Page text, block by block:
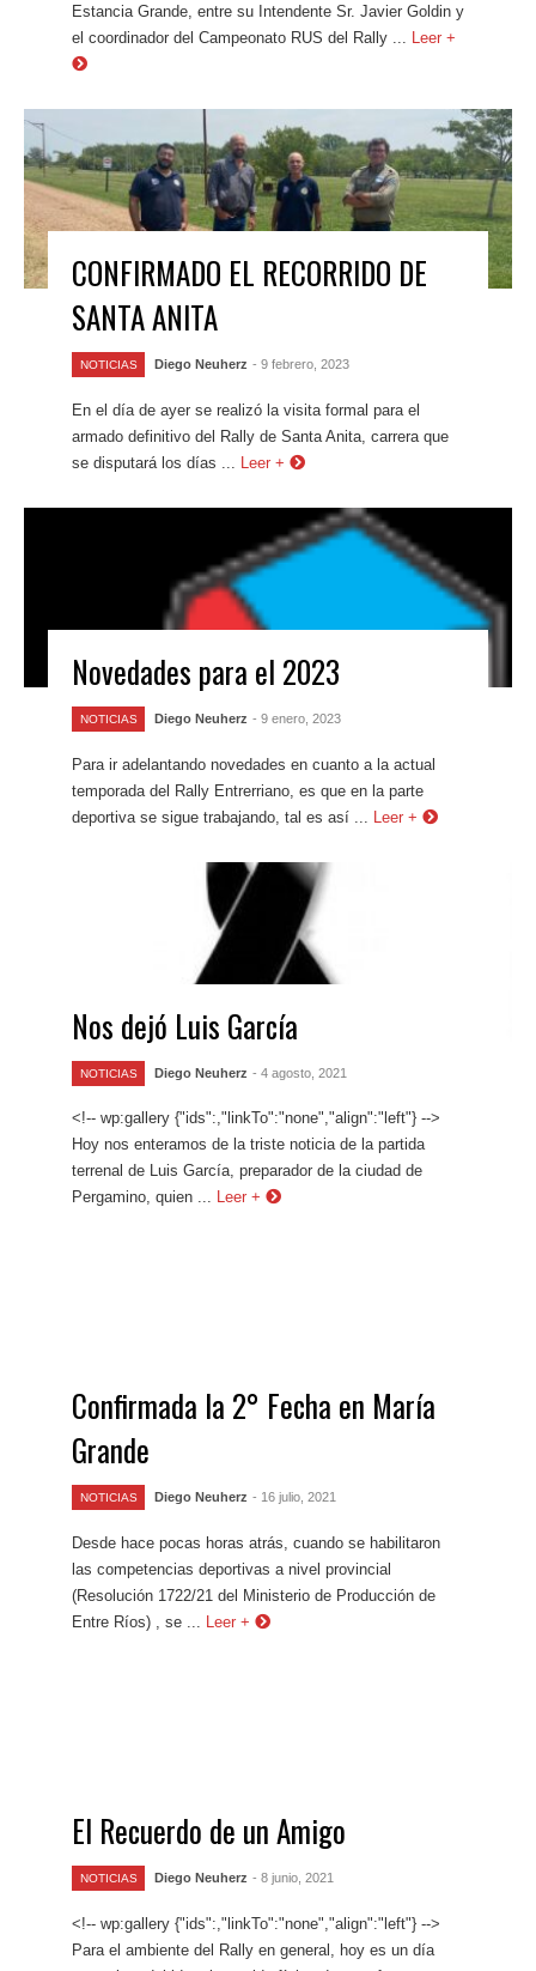
Estancia Grande, entre su Intendente Sr. Javier Goldin y
el coordinador del Campeonato RUS del Rally ...
Leer +
CONFIRMADO EL RECORRIDO DE
SANTA ANITA
NOTICIAS Diego Neuherz - 9 febrero, 2023
En el día de ayer se realizó la visita formal para el
armado definitivo del Rally de Santa Anita, carrera que
se disputará los días ...
Leer +
Novedades para el 2023
NOTICIAS Diego Neuherz - 9 enero, 2023
Para ir adelantando novedades en cuanto a la actual
temporada del Rally Entrerriano, es que en la parte
deportiva se sigue trabajando, tal es así ...
Leer +
Nos dejó Luis García
NOTICIAS Diego Neuherz - 4 agosto, 2021
<!-- wp:gallery {"ids":,"linkTo":"none","align":"left"} -->
Hoy nos enteramos de la triste noticia de la partida
terrenal de Luis García, preparador de la ciudad de
Pergamino, quien ... Leer +
Confirmada la 2° Fecha en María
Grande
NOTICIAS Diego Neuherz - 16 julio, 2021
Desde hace pocas horas atrás, cuando se habilitaron
las competencias deportivas a nivel provincial
(Resolución 1722/21 del Ministerio de Producción de
Entre Ríos) , se ... Leer +
El Recuerdo de un Amigo
NOTICIAS Diego Neuherz - 8 junio, 2021
<!-- wp:gallery {"ids":,"linkTo":"none","align":"left"} -->
Para el ambiente del Rally en general, hoy es un día